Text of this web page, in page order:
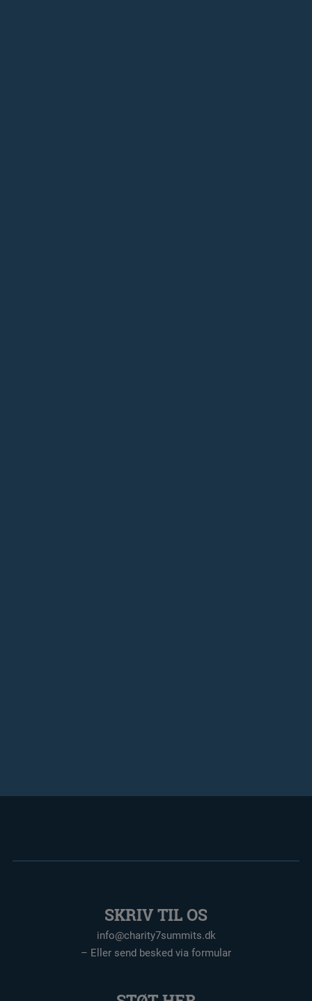
SKRIV TIL OS
info@charity7summits.dk
– Eller send besked via formular